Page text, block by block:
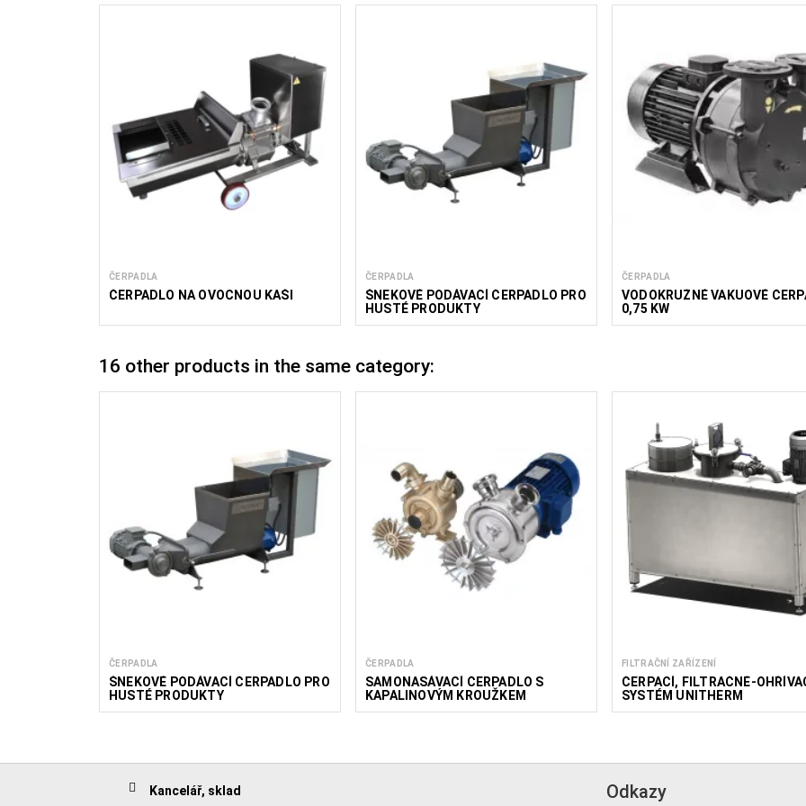
ČERPADLA
ČERPADLO NA OVOCNOU KAŠI
ČERPADLA
ŠNEKOVÉ PODÁVACÍ ČERPADLO PRO
HUSTÉ PRODUKTY
ČERPADLA
VODOKRUŽNÉ VAKUOVÉ
0,75 KW
16 other products in the same category:
ČERPADLA
ŠNEKOVÉ PODÁVACÍ ČERPADLO PRO
HUSTÉ PRODUKTY
ČERPADLA
SAMONASÁVACÍ ČERPADLO S
KAPALINOVÝM KROUŽKEM
FILTRAČNÍ ZAŘÍZENÍ
ČERPACÍ, FILTRAČNĚ-
SYSTÉM UNITHERM
Kancelář, sklad Odkazy